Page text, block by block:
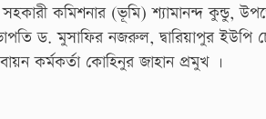
কমিশনার (ভূমি) শ্যামানন্দ কুন্ডু,
ড. মুসাফির নজরুল, দ্বারিয়াপুর
কর্মকর্তা কোহিনুর জাহান প্রমুখ ।